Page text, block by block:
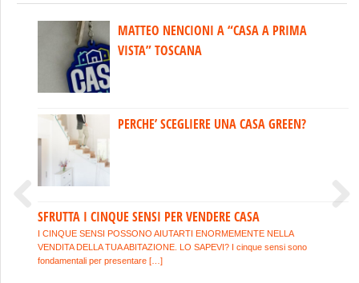
MATTEO NENCIONI A “CASA A PRIMA
VISTA” TOSCANA
PERCHE’ SCEGLIERE UNA CASA GREEN?
SFRUTTA I CINQUE SENSI PER VENDERE CASA
I CINQUE SENSI POSSONO AIUTARTI ENORMEMENTE NELLA
VENDITA DELLA TUA ABITAZIONE. LO SAPEVI? I cinque sensi sono
fondamentali per presentare […]
I 10 COMANDAMENTI PER VENDERE
CASA
COSA FARE SE TI CONTATTANO DIRETTAMENTE QUANDO
HAI AFFIDATO L’ESCLUSIVA?
HAI GIA’ AFFIDATO LA VENDITA IN ESCLUSIVA AD UN’AGENZIA.
COME COMPORTARSI CON CHI TI CONTATTA PERSONALMENTE?
Hai firmato il contratto […]
3 COSE DA GUARDARE SE COMPRI CASA
IN CONDOMINIO
Previous